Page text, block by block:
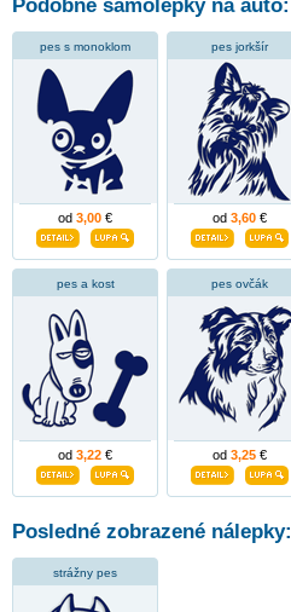
Podobné samolepky na auto:
pes s monoklom
od 3,00 €
pes jorkšír
od 3,60 €
pes a kost
od 3,22 €
pes ovčák
od 3,25 €
Posledné zobrazené nálepky:
strážny pes